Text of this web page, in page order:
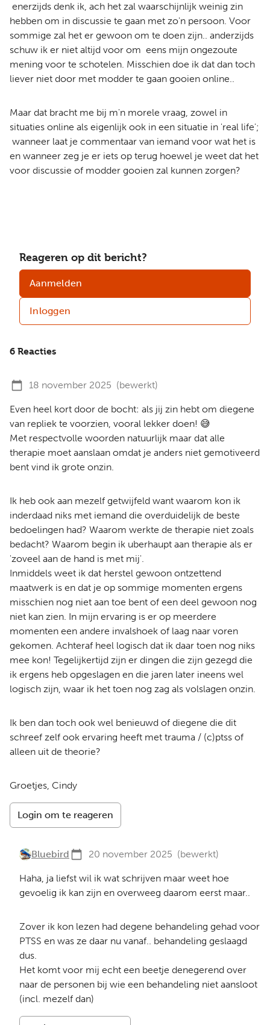
enerzijds denk ik, ach het zal waarschijnlijk weinig zin
hebben om in discussie te gaan met zo'n persoon. Voor
sommige zal het er gewoon om te doen zijn.. anderzijds
schuw ik er niet altijd voor om eens mijn ongezoute
mening voor te schotelen. Misschien doe ik dat dan toch
liever niet door met modder te gaan gooien online..
Maar dat bracht me bij m'n morele vraag, zowel in
situaties online als eigenlijk ook in een situatie in 'real life';
wanneer laat je commentaar van iemand voor wat het is
en wanneer zeg je er iets op terug hoewel je weet dat het
voor discussie of modder gooien zal kunnen zorgen?
Reageren op dit bericht?
Aanmelden
Inloggen
6 Reacties
18 november 2025 (bewerkt)
Even heel kort door de bocht: als jij zin hebt om diegene
van repliek te voorzien, vooral lekker doen! 😅
Met respectvolle woorden natuurlijk maar dat alle
therapie moet aanslaan omdat je anders niet gemotiveerd
bent vind ik grote onzin.
Ik heb ook aan mezelf getwijfeld want waarom kon ik
inderdaad niks met iemand die overduidelijk de beste
bedoelingen had? Waarom werkte de therapie niet zoals
bedacht? Waarom begin ik uberhaupt aan therapie als er
'zoveel aan de hand is met mij'.
Inmiddels weet ik dat herstel gewoon ontzettend
maatwerk is en dat je op sommige momenten ergens
misschien nog niet aan toe bent of een deel gewoon nog
niet kan zien. In mijn ervaring is er op meerdere
momenten een andere invalshoek of laag naar voren
gekomen. Achteraf heel logisch dat ik daar toen nog niks
mee kon! Tegelijkertijd zijn er dingen die zijn gezegd die
ik ergens heb opgeslagen en die jaren later ineens wel
logisch zijn, waar ik het toen nog zag als volslagen onzin.
Ik ben dan toch ook wel benieuwd of diegene die dit
schreef zelf ook ervaring heeft met trauma / (c)ptss of
alleen uit de theorie?
Groetjes, Cindy
Login om te reageren
Bluebird 20 november 2025 (bewerkt)
Haha, ja liefst wil ik wat schrijven maar weet hoe
gevoelig ik kan zijn en overweeg daarom eerst maar..
Zover ik kon lezen had degene behandeling gehad voor
PTSS en was ze daar nu vanaf.. behandeling geslaagd
dus.
Het komt voor mij echt een beetje denegerend over
naar de personen bij wie een behandeling niet aansloot
(incl. mezelf dan)